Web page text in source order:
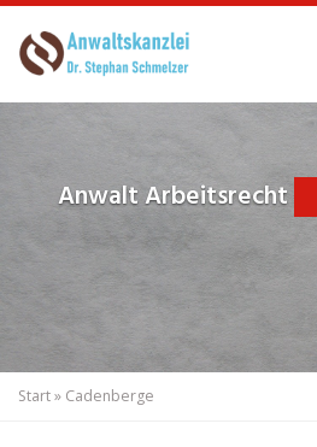
to
Anwalt Arbeitsrecht
Start» Cadenberge